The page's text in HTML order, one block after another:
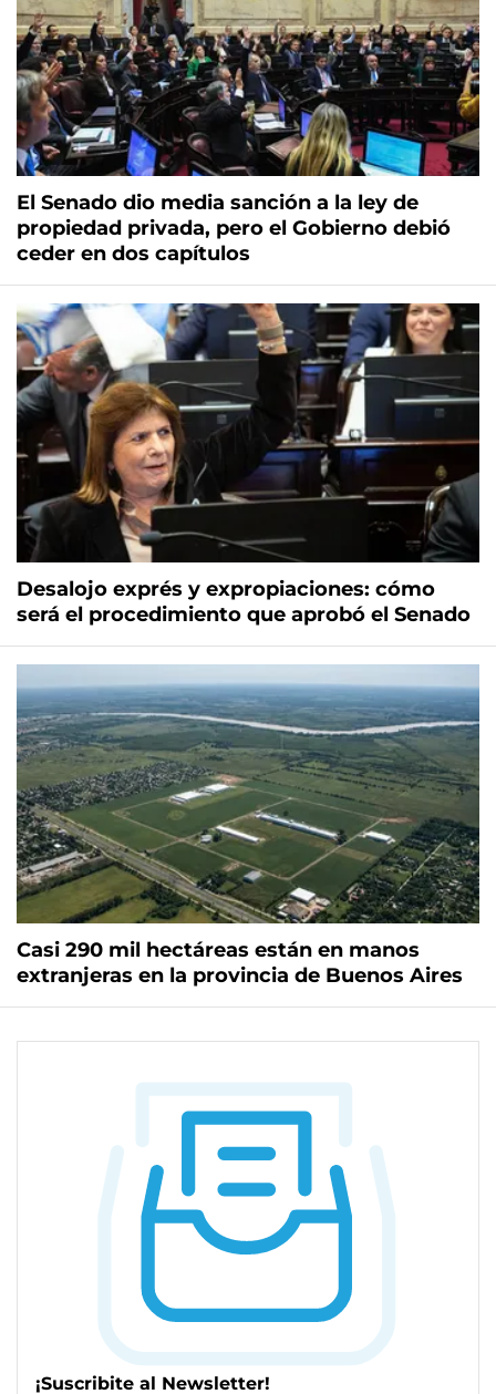
El Senado dio media sanción a la ley de
propiedad privada, pero el Gobierno debió
ceder en dos capítulos
Desalojo exprés y expropiaciones: cómo
será el procedimiento que aprobó el Senado
Casi 290 mil hectáreas están en manos
extranjeras en la provincia de Buenos Aires
¡Suscribite al Newsletter!